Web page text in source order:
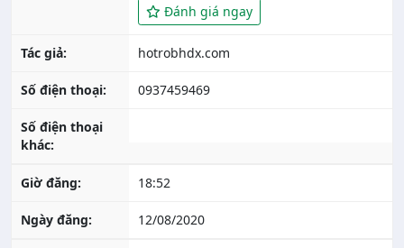
Đánh giá ngay
Tác giả:
Số điện thoại: 0937459469
Số điện thoại
khác:
Giờ đăng: 18:52
Ngày đăng: 12/08/2020